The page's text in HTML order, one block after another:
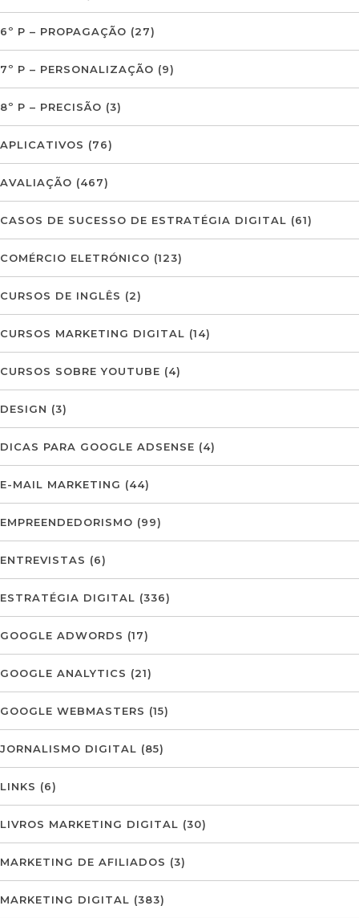
6º P – PROPAGAÇÃO (27)
7º P – PERSONALIZAÇÃO (9)
8º P – PRECISÃO (3)
APLICATIVOS (76)
AVALIAÇÃO (467)
CASOS DE SUCESSO DE ESTRATÉGIA DIGITAL (61)
COMÉRCIO ELETRÓNICO (123)
CURSOS DE INGLÊS (2)
CURSOS MARKETING DIGITAL (14)
CURSOS SOBRE YOUTUBE (4)
DESIGN (3)
DICAS PARA GOOGLE ADSENSE (4)
E-MAIL MARKETING (44)
EMPREENDEDORISMO (99)
ENTREVISTAS (6)
ESTRATÉGIA DIGITAL (336)
GOOGLE ADWORDS (17)
GOOGLE ANALYTICS (21)
GOOGLE WEBMASTERS (15)
JORNALISMO DIGITAL (85)
LINKS (6)
LIVROS MARKETING DIGITAL (30)
MARKETING DE AFILIADOS (3)
MARKETING DIGITAL (383)